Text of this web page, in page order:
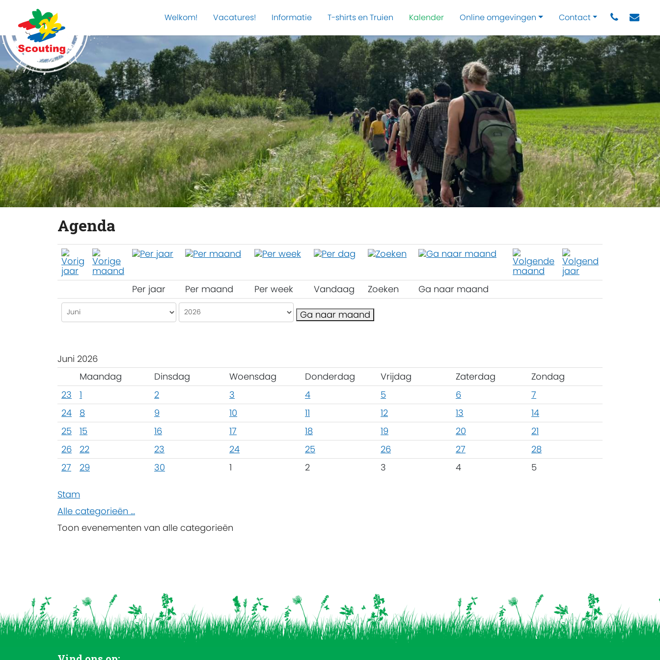
Welkom! Vacatures! Informatie T-shirts en Truien Kalender Online omgevingen Contact
Agenda
Per jaar Per maand Per week Vandaag Zoeken Ga naar maand
Ga naar maand
Juni 2026
Maandag
Dinsdag Woensdag Donderdag Vrijdag Zaterdag
Zondag
23
1 2 3 4 5 6
7
24
8 9 10 11 12 13
14
25
15 16 17 18 19 20
21
26
22 23 24 25 26 27
28
27
29 30 1 2 3 4 5
Stam
Alle categorieën ...
Toon evenementen van alle categorieën